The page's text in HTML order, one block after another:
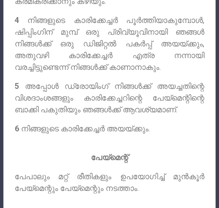
4നിങ്ങളുടെ കാരിക്കേച്ചർ പൂർത്തിയാകുമ്പോൾ,
ഷിപ്പിംഗിന് മുമ്പ് ഒരു പ്രിവ്യൂവിനായി ഞങ്ങൾ
നിങ്ങൾക്ക് ഒരു ഡിജിറ്റൽ പകർപ്പ് അയയ്‌ക്കും,
അതുവഴി കാരിക്കേച്ചർ എത്ര നന്നായി
വരച്ചിട്ടുണ്ടെന്ന് നിങ്ങൾക്ക് കാണാനാകും.
5അപ്പോൾ ഡ്രോയിംഗ് നിങ്ങൾക്ക് അയച്ചതിന്റെ
വിശദാംശങ്ങളും കാരിക്കേച്ചറിന്റെ പേയ്‌മെന്റിന്റെ
ബാക്കി പകുതിയും ഞങ്ങൾക്ക് ആവശ്യമാണ്.
6നിങ്ങളുടെ കാരിക്കേച്ചർ അയയ്ക്കും.
പേയ്മെന്റ്
പേപാലും മറ്റ് രീതികളും ഉപയോഗിച്ച് മുൻകൂർ
പേയ്‌മെന്റും പേയ്‌മെന്റും നടത്താം.